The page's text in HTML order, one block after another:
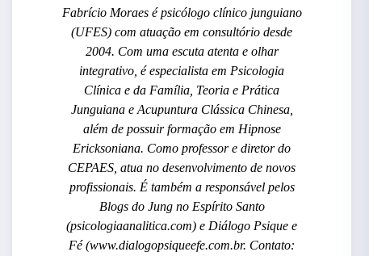
Fabrício Moraes é psicólogo clínico junguiano
(UFES) com atuação em consultório desde
2004. Com uma escuta atenta e olhar
integrativo, é especialista em Psicologia
Clínica e da Família, Teoria e Prática
Junguiana e Acupuntura Clássica Chinesa,
além de possuir formação em Hipnose
Ericksoniana. Como professor e diretor do
CEPAES, atua no desenvolvimento de novos
profissionais. É também a responsável pelos
Blogs do Jung no Espírito Santo
(psicologiaanalitica.com) e Diálogo Psique e
Fé (www.dialogopsiqueefe.com.br. Contato: